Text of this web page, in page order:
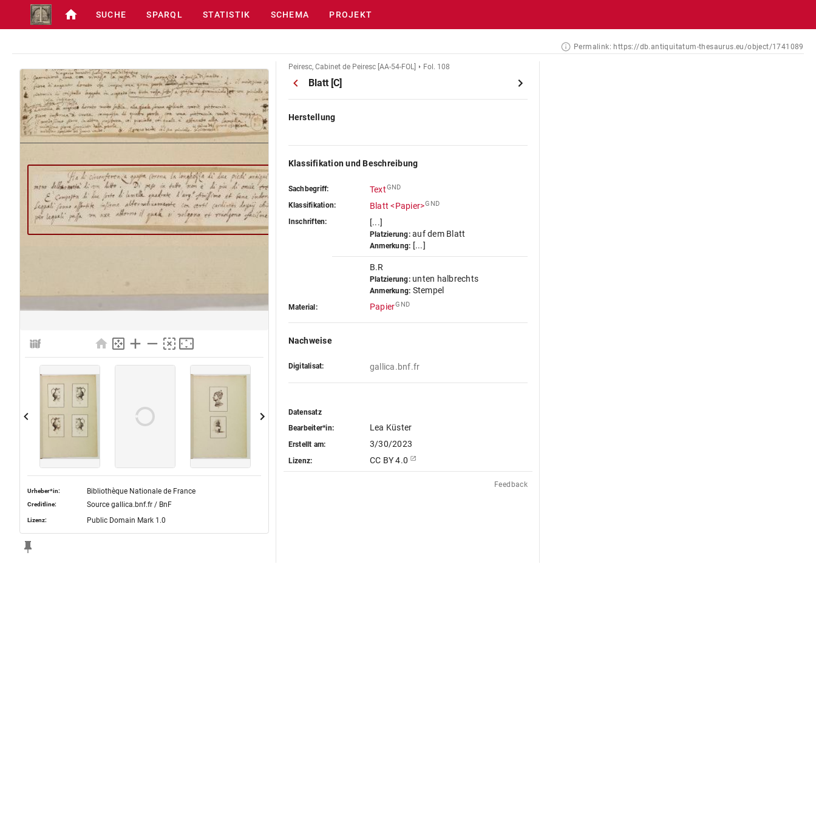
SUCHE SPARQL STATISTIK SCHEMA PROJEKT
Permalink: https://db.antiquitatum-thesaurus.eu/object/1741089
Urheber*in: Bibliothèque Nationale de France
Creditline: Source gallica.bnf.fr / BnF
Lizenz: Public Domain Mark 1.0
Peiresc, Cabinet de Peiresc [AA-54-FOL] Fol. 108
Blatt [C]
Herstellung
Klassifikation und Beschreibung
Sachbegriff: TextGND
Klassifikation: Blatt <Papier>GND
Inschriften: [...]
Platzierung:auf dem Blatt
Anmerkung: [...]
B.R
Platzierung:unten halbrechts
Anmerkung: Stempel
Material: PapierGND
Nachweise
Digitalisat: gallica.bnf.fr
Datensatz
Bearbeiter*in:
Lea Küster
Erstellt am: 3/30/2023
Lizenz: CC BY 4.0
Feedback